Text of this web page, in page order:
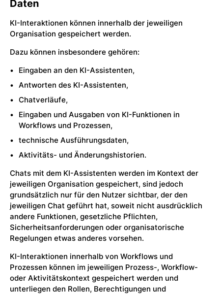
Daten
KI-Interaktionen können innerhalb der jeweiligen
Organisation gespeichert werden.
Dazu können insbesondere gehören:
Eingaben an den KI-Assistenten,
Antworten des KI-Assistenten,
Chatverläufe,
Eingaben und Ausgaben von KI-Funktionen in
Workflows und Prozessen,
technische Ausführungsdaten,
Aktivitäts- und Änderungshistorien.
Chats mit dem KI-Assistenten werden im Kontext der
jeweiligen Organisation gespeichert, sind jedoch
grundsätzlich nur für den Nutzer sichtbar, der den
jeweiligen Chat geführt hat, soweit nicht ausdrücklich
andere Funktionen, gesetzliche Pflichten,
Sicherheitsanforderungen oder organisatorische
Regelungen etwas anderes vorsehen.
KI-Interaktionen innerhalb von Workflows und
Prozessen können im jeweiligen Prozess-, Workflow-
oder Aktivitätskontext gespeichert werden und
unterliegen den Rollen, Berechtigungen und